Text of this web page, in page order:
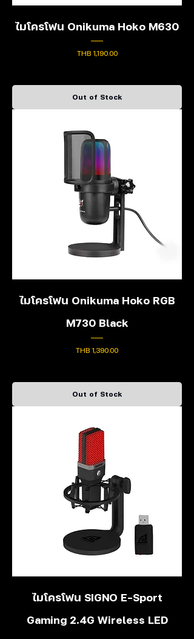
ไมโครโฟน Onikuma Hoko M630
Price
THB 1,190.00
Out of Stock
ไมโครโฟน Onikuma Hoko RGB
M730 Black
Price
THB 1,390.00
Out of Stock
ไมโครโฟน SIGNO E-Sport
Gaming 2.4G Wireless LED